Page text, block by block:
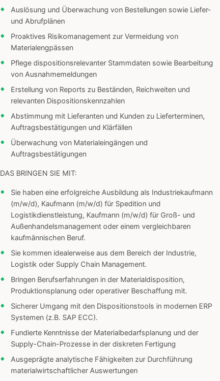
Auslösung und Überwachung von Bestellungen sowie Liefer-
und Abrufplänen
Proaktives Risikomanagement zur Vermeidung von
Materialengpässen
Pflege dispositionsrelevanter Stammdaten sowie Bearbeitung
von Ausnahmemeldungen
Erstellung von Reports zu Beständen, Reichweiten und
relevanten Dispositionskennzahlen
Abstimmung mit Lieferanten und Kunden zu Lieferterminen,
Auftragsbestätigungen und Klärfällen
Überwachung von Materialeingängen und
Auftragsbestätigungen
DAS BRINGEN SIE MIT:
Sie haben eine erfolgreiche Ausbildung als Industriekaufmann
(m/w/d), Kaufmann (m/w/d) für Spedition und
Logistikdienstleistung, Kaufmann (m/w/d) für Groß- und
Außenhandelsmanagement oder einem vergleichbaren
kaufmännischen Beruf.
Sie kommen idealerweise aus dem Bereich der Industrie,
Logistik oder Supply Chain Management.
Bringen Berufserfahrungen in der Materialdisposition,
Produktionsplanung oder operativer Beschaffung mit.
Sicherer Umgang mit den Dispositionstools in modernen ERP
Systemen (z.B. SAP ECC).
Fundierte Kenntnisse der Materialbedarfsplanung und der
Supply-Chain-Prozesse in der diskreten Fertigung
Ausgeprägte analytische Fähigkeiten zur Durchführung
materialwirtschaftlicher Auswertungen